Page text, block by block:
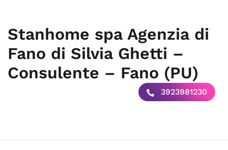
Stanhome spa Agenzia di
Fano di Silvia Ghetti –
Consulente – Fano (PU)
3923981230